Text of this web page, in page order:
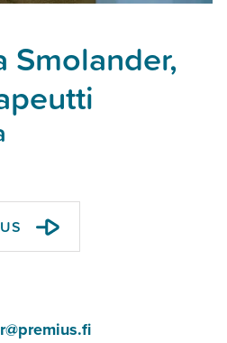
Smolander,